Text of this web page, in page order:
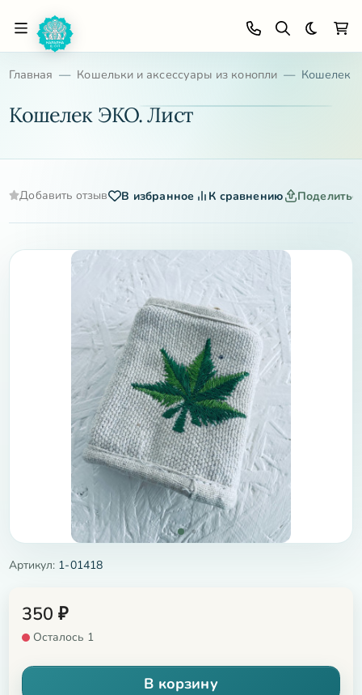
Темная
Главная Кошельки и аксессуары из конопли Кошелек
Кошелек ЭКО. Лист
Добавить отзыв В избранное К сравнению
Артикул: 1-01418
350 ₽
Осталось 1
В корзину